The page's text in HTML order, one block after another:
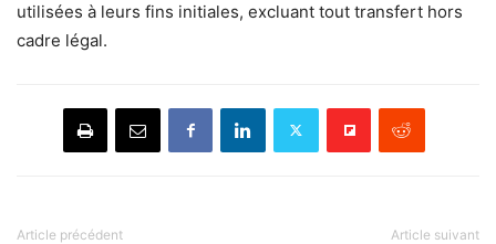
utilisées à leurs fins initiales, excluant tout transfert hors
cadre légal.
Article précédent Article suivant